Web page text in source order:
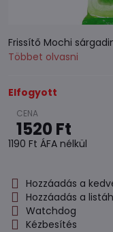
Frissítő Mochi
Többet olvasni
Elfogyott
1520 Ft
1190 Ft ÁFA nélkül
Hozzáadás a
Hozzáadás a
Watchdog
Kézbesítés